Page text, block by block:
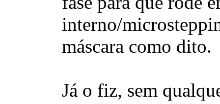
interno/
máscara como dito.
Já o fiz, sem